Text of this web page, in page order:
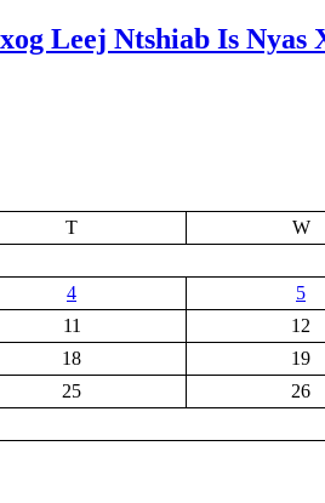
Leej Ntshiab Is Nyas
T W
4 5
11 12
18 19
25 26